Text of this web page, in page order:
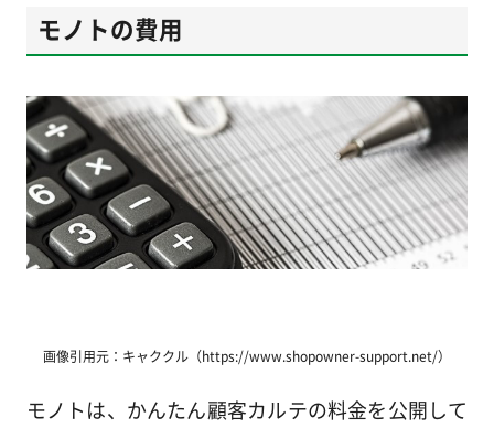
モノトの費用
画像引用元：キャククル（https://www.shopowner-support.net/）
モノトは、かんたん顧客カルテの料金を公開して